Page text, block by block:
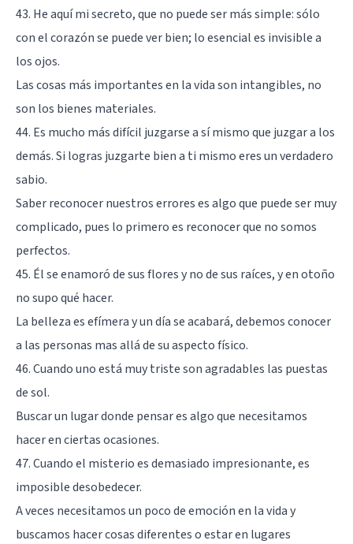
43. He aquí mi secreto, que no puede ser más simple: sólo
con el corazón se puede ver bien; lo esencial es invisible a
los ojos.
Las cosas más importantes en la vida son intangibles, no
son los bienes materiales.
44. Es mucho más difícil juzgarse a sí mismo que juzgar a los
demás. Si logras juzgarte bien a ti mismo eres un verdadero
sabio.
Saber reconocer nuestros errores es algo que puede ser muy
complicado, pues lo primero es reconocer que no somos
perfectos.
45. Él se enamoró de sus flores y no de sus raíces, y en otoño
no supo qué hacer.
La belleza es efímera y un día se acabará, debemos conocer
a las personas mas allá de su aspecto físico.
46. Cuando uno está muy triste son agradables las puestas
de sol.
Buscar un lugar donde pensar es algo que necesitamos
hacer en ciertas ocasiones.
47. Cuando el misterio es demasiado impresionante, es
imposible desobedecer.
A veces necesitamos un poco de emoción en la vida y
buscamos hacer cosas diferentes o estar en lugares